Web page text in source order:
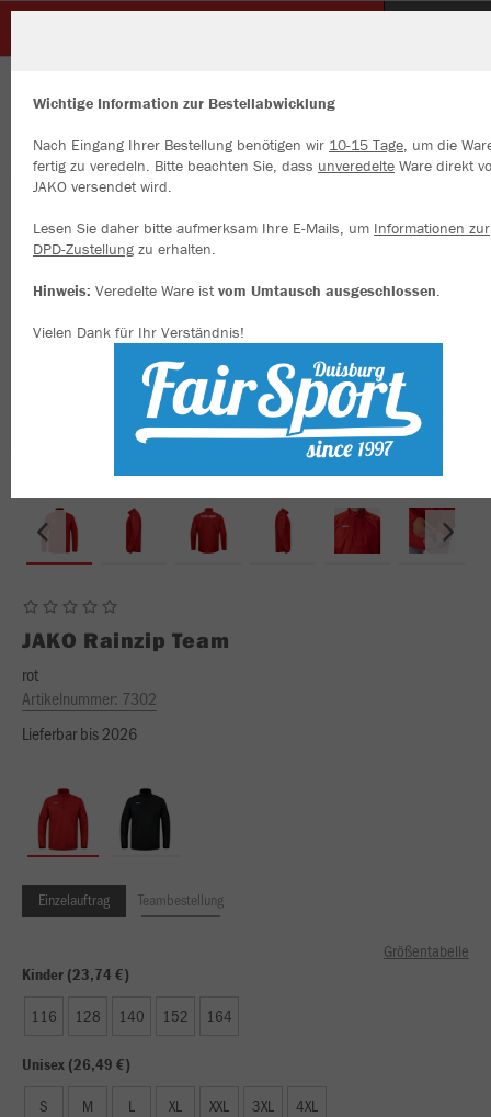
JAKO Rainzip Team
rot
Artikelnummer: 7302
Lieferbar bis 2026
Einzelauftrag Teambestellung
Größentabelle
Kinder (23,74 €)
116 128 140 152 164
Unisex (26,49 €)
S M L XL XXL 3XL 4XL
Wichtige Information zur Bestellabwicklung
Nach Eingang Ihrer Bestellung benötigen wir 10-15 Tage, um die
fertig zu veredeln. Bitte beachten Sie, dass unveredelte Ware direkt
JAKO versendet wird.
Lesen Sie daher bitte aufmerksam Ihre E-Mails, um Informationen zur
DPD-Zustellung zu erhalten.
Hinweis: Veredelte Ware istvom Umtausch ausgeschlossen.
Vielen Dank für Ihr Verständnis!
Wir verwenden Cookies
Inhalte anzeigen und unsere Website verbessern. Weitere
zu den Cookies findest Du in den Einstellungen.
Alle akzeptieren
Alle ablehnen
mehr Infos
Datenschutz
Impressum